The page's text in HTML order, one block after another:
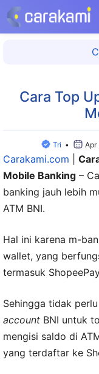
Langsung
ke
Cara Top
Tri • Apr
Carakami.com
Mobile Banking –
banking jauh lebih
ATM BNI.
Hal ini karena m-
wallet, yang
termasuk
Sehingga tidak
account BNI untuk
mengisi saldo di
yang terdaftar ke